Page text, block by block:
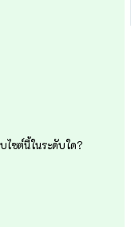
ไซต์นี้ในระดับใด?